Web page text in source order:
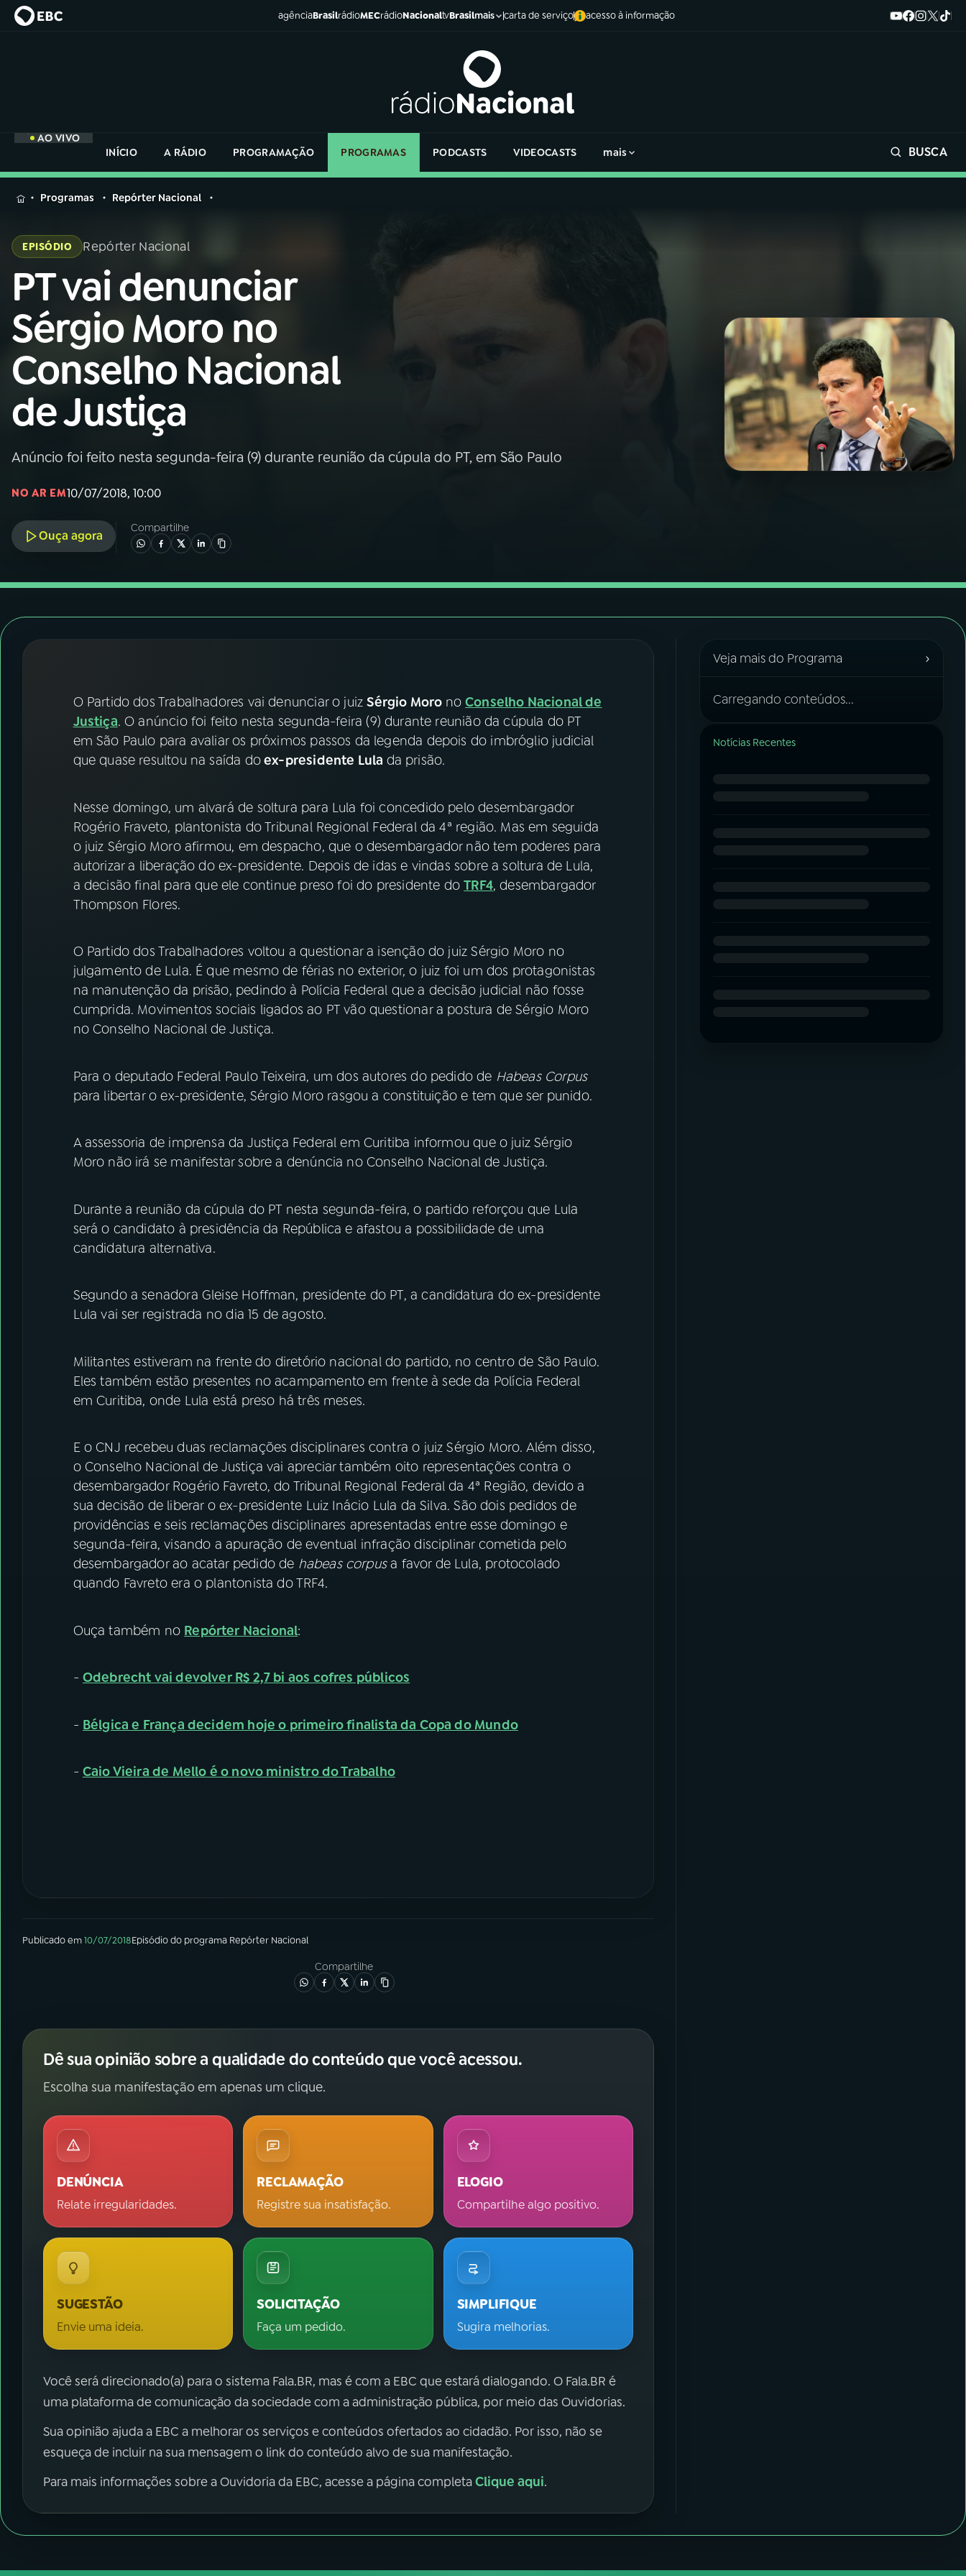
agênciaBrasilrádioMECrádioNacionaltvBrasilmais carta de serviço acesso à informação
AO VIVO
INÍCIO
A RÁDIO PROGRAMAÇÃO PROGRAMAS PODCASTS VIDEOCASTS mais BUSCA
MENU
Buscar
na
Rádio
Nacional
AO VIVO
01INÍCIO
02A RÁDIO
03PROGRAMAÇÃO
05PODCASTS
FESTIVAL DE MÚSICA
ACOMPANHE A RÁDIO NACIONAL
Instagram X
na
Rádio
Programas Repórter Nacional
EPISÓDIO Repórter Nacional
PT vai denunciar
Sérgio Moro no
Conselho Nacional
de Justiça
Anúncio foi feito nesta segunda-feira (9) durante reunião da cúpula do PT, em São Paulo
NO AR EM10/07/2018, 10:00
Ouça agora
Compartilhe
O Partido dos Trabalhadores vai denunciar o juizSérgio Moro noConselho Nacional de
Justiça. O anúncio foi feito nesta segunda-feira (9) durante reunião da cúpula do PT
em São Paulo para avaliar os próximos passos da legenda depois do imbróglio judicial
que quase resultou na saída doex-presidente Lula da prisão.
Nesse domingo, um alvará de soltura para Lula foi concedido pelo desembargador
Rogério Fraveto, plantonista do Tribunal Regional Federal da 4ª região. Mas em seguida
o juiz Sérgio Moro afirmou, em despacho, que o desembargador não tem poderes para
autorizar a liberação do ex-presidente. Depois de idas e vindas sobre a soltura de Lula,
a decisão final para que ele continue preso foi do presidente doTRF4, desembargador
Thompson Flores.
O Partido dos Trabalhadores voltou a questionar a isenção do juiz Sérgio Moro no
julgamento de Lula. É que mesmo de férias no exterior, o juiz foi um dos protagonistas
na manutenção da prisão, pedindo à Polícia Federal que a decisão judicial não fosse
cumprida. Movimentos sociais ligados ao PT vão questionar a postura de Sérgio Moro
no Conselho Nacional de Justiça.
Para o deputado Federal Paulo Teixeira, um dos autores do pedido de Habeas Corpus
para libertar o ex-presidente, Sérgio Moro rasgou a constituição e tem que ser punido.
A assessoria de imprensa da Justiça Federal em Curitiba informou que o juiz Sérgio
Moro não irá se manifestar sobre a denúncia no Conselho Nacional de Justiça.
Durante a reunião da cúpula do PT nesta segunda-feira, o partido reforçou que Lula
será o candidato à presidência da República e afastou a possibilidade de uma
candidatura alternativa.
Segundo a senadora Gleise Hoffman, presidente do PT, a candidatura do ex-presidente
Lula vai ser registrada no dia 15 de agosto.
Militantes estiveram na frente do diretório nacional do partido, no centro de São Paulo.
Eles também estão presentes no acampamento em frente à sede da Polícia Federal
em Curitiba, onde Lula está preso há três meses.
E o CNJ recebeu duas reclamações disciplinares contra o juiz Sérgio Moro. Além disso,
o Conselho Nacional de Justiça vai apreciar também oito representações contra o
desembargador Rogério Favreto, do Tribunal Regional Federal da 4ª Região, devido a
sua decisão de liberar o ex-presidente Luiz Inácio Lula da Silva. São dois pedidos de
providências e seis reclamações disciplinares apresentadas entre esse domingo e
segunda-feira, visando a apuração de eventual infração disciplinar cometida pelo
desembargador ao acatar pedido de habeas corpusa favor de Lula, protocolado
quando Favreto era o plantonista do TRF4.
Ouça também no Repórter Nacional:
- Odebrecht vai devolver R$ 2,7 bi aos cofres públicos
- Bélgica e França decidem hoje o primeiro finalista da Copa do Mundo
- Caio Vieira de Mello é o novo ministro do Trabalho
Publicado em10/07/2018Episódiodo programa Repórter Nacional
Compartilhe
Dê sua opinião sobre a qualidade do conteúdo que você acessou.
Escolha sua manifestação em apenas um clique.
DENÚNCIA
Relate irregularidades.
RECLAMAÇÃO
Registre sua insatisfação.
ELOGIO
Compartilhe algo positivo.
SUGESTÃO
Envie uma ideia.
SOLICITAÇÃO
Faça um pedido.
SIMPLIFIQUE
Sugira melhorias.
Você será direcionado(a) para o sistema Fala.BR, mas é com a EBC que estará dialogando. O Fala.BR é
uma plataforma de comunicação da sociedade com a administração pública, por meio das Ouvidorias.
Sua opinião ajuda a EBC a melhorar os serviços e conteúdos ofertados ao cidadão. Por isso, não se
esqueça de incluir na sua mensagem o link do conteúdo alvo de sua manifestação.
Para mais informações sobre a Ouvidoria da EBC, acesse a página completaClique aqui.
Veja mais do Programa ›
Carregando conteúdos...
Notícias Recentes